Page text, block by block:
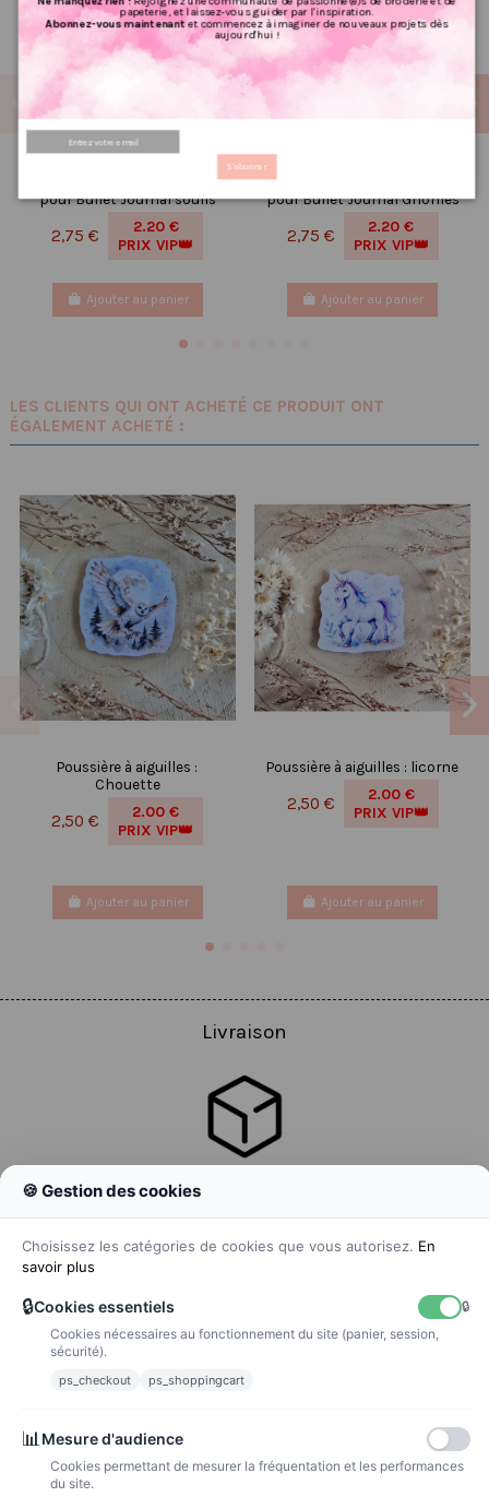
pour Bullet Journal souris
2,75 €
2.20 €
PRIX VIP👑
Ajouter au panier
pour Bullet Journal Gnomes
2,75 €
2.20 €
PRIX VIP👑
Ajouter au panier
LES CLIENTS QUI ONT ACHETÉ CE PRODUIT ONT
ÉGALEMENT ACHETÉ :
Poussière à aiguilles :
Chouette
2,50 €
2.00 €
PRIX VIP👑
Ajouter au panier
Poussière à aiguilles : licorne
2,50 €
2.00 €
PRIX VIP👑
Ajouter au panier
Livraison
La poste
papeterie, et laissez-vous guider par l'inspiration.
Abonnez-vous maintenantet commencez à imaginer de nouveaux projets dès
aujourd'hui !
S'abonner
🍪 Gestion des cookies
Choisissez les catégories de cookies que vous autorisez. En
savoir plus
🔒Cookies essentiels
🔒
Cookies nécessaires au fonctionnement du site (panier, session,
sécurité).
ps_checkout ps_shoppingcart
📊 Mesure d'audience
Cookies permettant de mesurer la fréquentation et les performances
du site.